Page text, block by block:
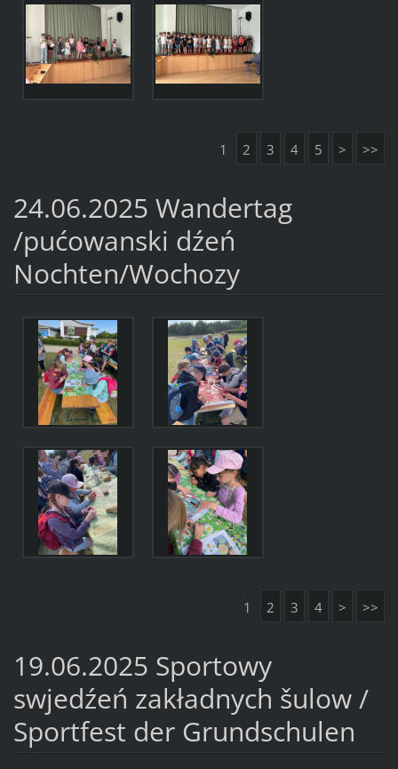
1 2 3 4 5 > >>
24.06.2025 Wandertag
/pućowanski dźeń
Nochten/Wochozy
1 2 3 4 > >>
19.06.2025 Sportowy
swjedźeń zakładnych šulow /
Sportfest der Grundschulen